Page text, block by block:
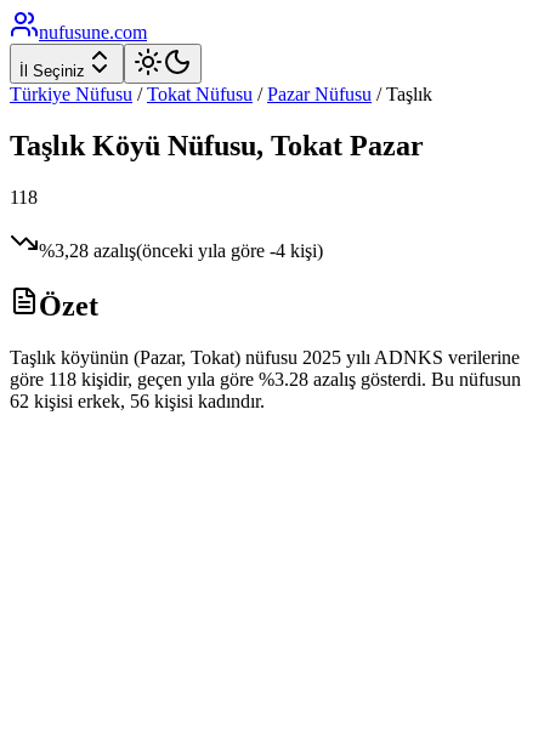
nufusune.com
İl Seçiniz
Türkiye Nüfusu / Tokat Nüfusu / PazarNüfusu /Taşlık
Taşlık Köyü Nüfusu, Tokat Pazar
118
%3,28 azalış(önceki yıla göre -4 kişi)
Özet
Taşlık köyünün (Pazar, Tokat) nüfusu 2025 yılı ADNKS verilerine
göre 118 kişidir, geçen yıla göre %3.28 azalış gösterdi. Bu nüfusun
62 kişisi erkek, 56 kişisi kadındır.